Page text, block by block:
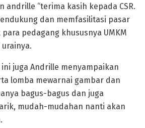
andrille “terima kasih kepada CSR.
dan memfasilitasi pasar
pedagang khususnya UMKM
urainya.
juga Andrille menyampaikan
lomba mewarnai gambar dan
bagus-bagus dan juga
mudah-mudahan nanti akan